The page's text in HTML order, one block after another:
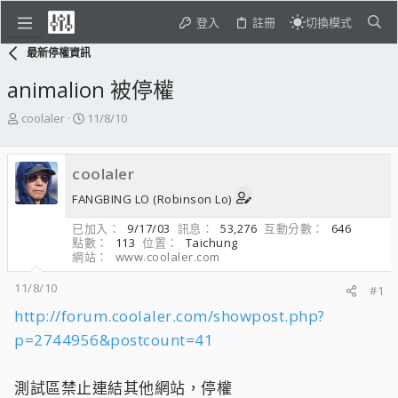
登入 註冊 切換模式
最新停權資訊
animalion 被停權
主
發
起
人
coolaler
開
日
期
11/8/10
coolaler
FANGBING LO (Robinson Lo)
已加入
9/17/03 訊息 53,276 互動分數
646
點數
113 位置
Taichung
網站
www.coolaler.com
11/8/10
#1
http://forum.coolaler.com/showpost.php?
p=2744956&postcount=41
測試區禁止連結其他網站，停權